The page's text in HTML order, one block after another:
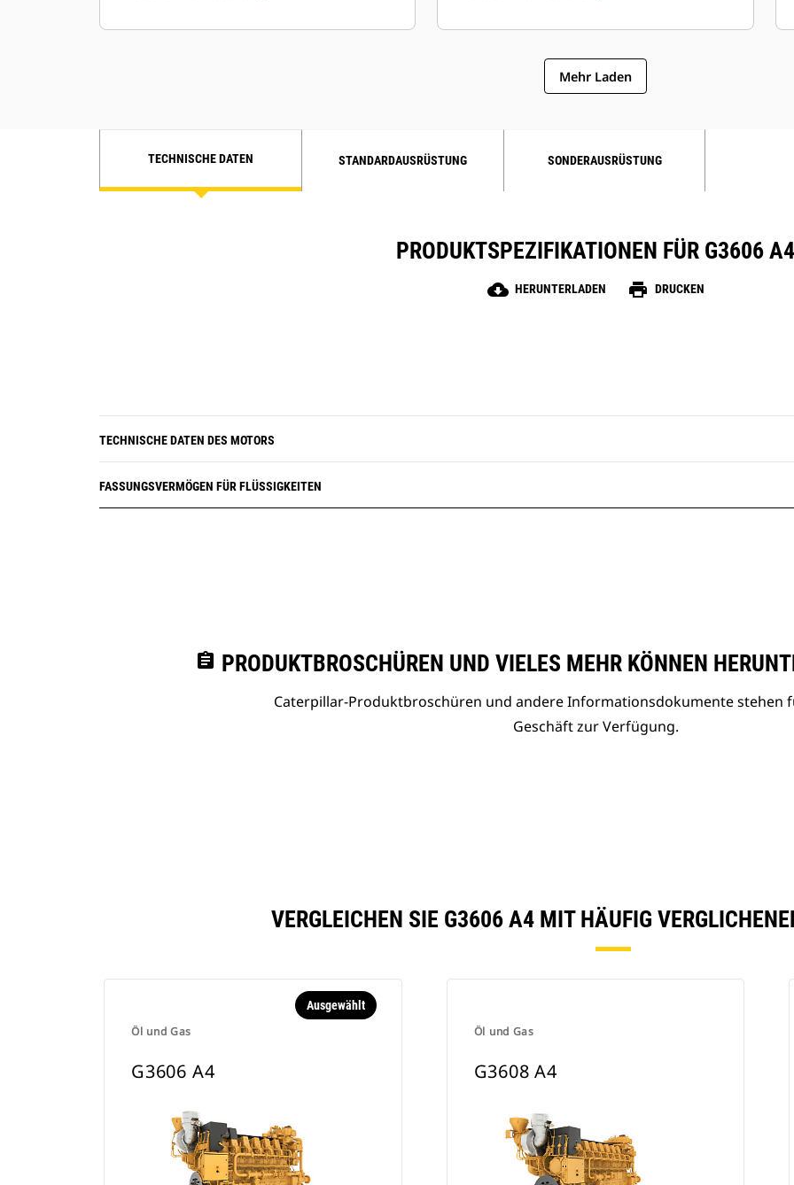
Mehr Laden
TECHNISCHE DATEN STANDARDAUSRÜSTUNG SONDERAUSRÜSTUNG
PRODUKTSPEZIFIKATIONEN FÜR G3606 A4
cloud_download HERUNTERLADEN print DRUCKEN
TECHNISCHE DATEN DES MOTORS
FASSUNGSVERMÖGEN FÜR FLÜSSIGKEITEN
assignment PRODUKTBROSCHÜREN UND VIELES MEHR KÖNNEN
Caterpillar-Produktbroschüren und andere Informationsdokumente stehen
Geschäft zur Verfügung.
VERGLEICHEN SIE G3606 A4 MIT HÄUFIG
Öl und Gas
Ausgewählt
G3606 A4
Öl und Gas
G3608 A4